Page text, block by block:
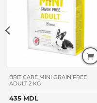
BRIT CARE MINI GRAIN FREE
ADULT 2 KG
435 MDL